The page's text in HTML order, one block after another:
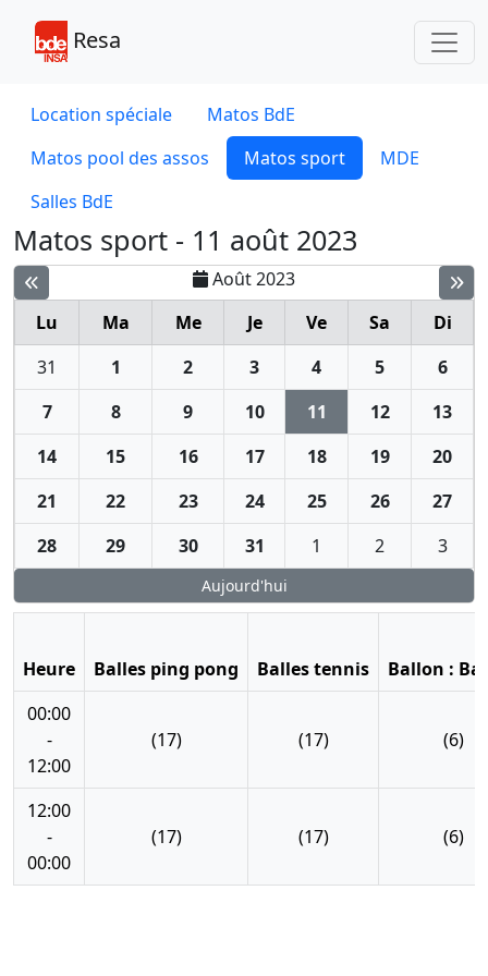
Resa
Location spéciale
Matos BdE
Matos pool des assos
Matos sport
MDE
Salles BdE
Matos sport - 11 août 2023
Août 2023
Lu
Ma Me Je Ve Sa
Di
31
1 2 3 4 5
6
7
8 9 10 11 12
13
14
15 16 17 18 19
20
21
22 23 24 25 26
27
28
29 30 31 1 2 3
Aujourd'hui
Heure Balles ping pong Balles tennis
Ballon :
00:00
-
12:00
(17) (17) (6)
12:00
-
00:00
(17) (17) (6)